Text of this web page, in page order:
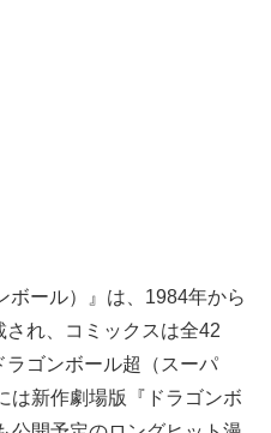
ボール）』は、1984年から
され、コミックスは全42
ゴンボール超（スーパ
は新作劇場版『ドラゴンボ